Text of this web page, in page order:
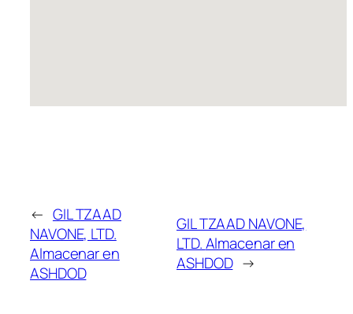
← GIL TZAAD
NAVONE, LTD.
Almacenar en
ASHDOD
GIL TZAAD NAVONE,
LTD.Almacenar en
ASHDOD →